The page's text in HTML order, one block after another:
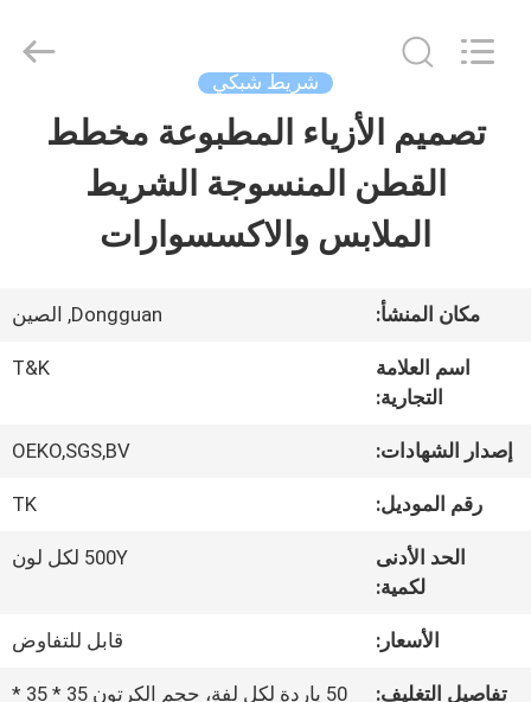
منزل
المنتجات
حول
جولة
المعمل
الجودة
Garment
Accessories
Reserved.
شريط شبكي
تصميم الأزياء المطبوعة مخطط
القطن المنسوجة الشريط
الملابس والاكسسوارات
مكان المنشأ: Dongguan, الصين
اسم العلامة
التجارية:
T&K
إصدار الشهادات: OEKO,SGS,BV
رقم الموديل: TK
الحد الأدنى
لكمية:
500Y لكل لون
الأسعار: قابل للتفاوض
تفاصيل التغليف:
50 ياردة لكل لفة، حجم الكرتون 35 * 35 *